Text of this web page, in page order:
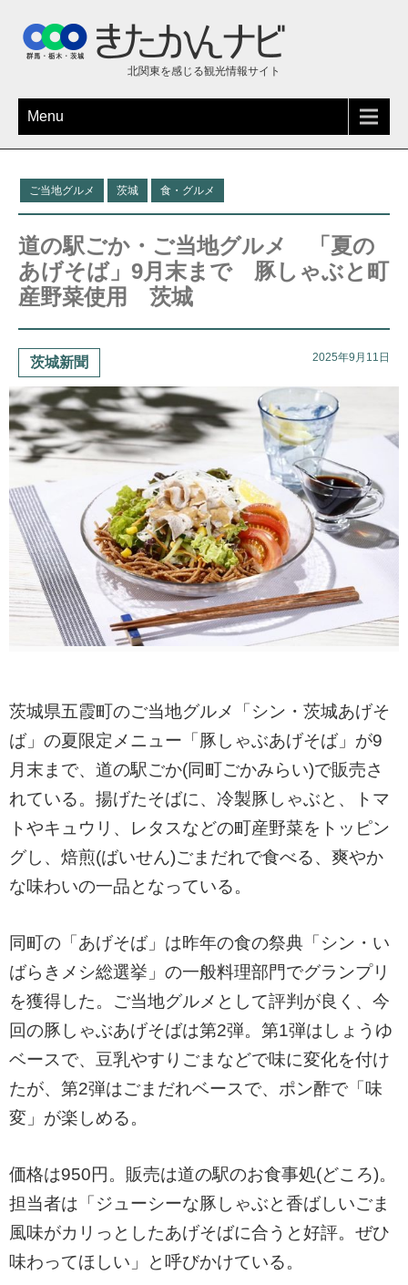
北関東を感じる観光情報サイト
Menu
ご当地グルメ 茨城 食・グルメ
道の駅ごか・ご当地グルメ 「夏の
あげそば」9月末まで 豚しゃぶと町
産野菜使用 茨城
茨城新聞 2025年9月11日
茨城県五霞町のご当地グルメ「シン・茨城あげそ
ば」の夏限定メニュー「豚しゃぶあげそば」が9
月末まで、道の駅ごか(同町ごかみらい)で販売さ
れている。揚げたそばに、冷製豚しゃぶと、トマ
トやキュウリ、レタスなどの町産野菜をトッピン
グし、焙煎(ばいせん)ごまだれで食べる、爽やか
な味わいの一品となっている。
同町の「あげそば」は昨年の食の祭典「シン・い
ばらきメシ総選挙」の一般料理部門でグランプリ
を獲得した。ご当地グルメとして評判が良く、今
回の豚しゃぶあげそばは第2弾。第1弾はしょうゆ
ベースで、豆乳やすりごまなどで味に変化を付け
たが、第2弾はごまだれベースで、ポン酢で「味
変」が楽しめる。
価格は950円。販売は道の駅のお食事処(どころ)。
担当者は「ジューシーな豚しゃぶと香ばしいごま
風味がカリっとしたあげそばに合うと好評。ぜひ
味わってほしい」と呼びかけている。